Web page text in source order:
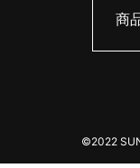
商
©2022